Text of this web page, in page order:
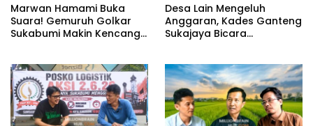
Marwan Hamami Buka
Suara! Gemuruh Golkar
Sukabumi Makin Kencang,
Desa Lain Mengeluh
Anggaran, Kades Ganteng
Sukajaya Bicara